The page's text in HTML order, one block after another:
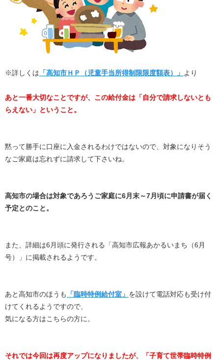
※詳しくは 「高知市ＨＰ（児童手当所得制限限度額表）」 より
あと一番大切なことですが、 この給付金は「自分で請求しないとも
らえない」ということ。
黙って勝手に口座に入金されるわけではないので、対象になりそう
なご家庭は忘れずに請求して下さいね。
高知市の場合は対象であろうご家庭に6月末～7月頃に申請書が届く
予定とのこと。
また、詳細は6月頭に発行される「高知市広報あかるいまち（6月
号）」に掲載されるようです。
あと高知市のほうも 「臨時特例給付室」 を設けて電話対応も受け付
けてくれるようですので、
気になる方はこちらの方に。
それでは今回は再度アップになりましたが、「子育て世帯臨時特例